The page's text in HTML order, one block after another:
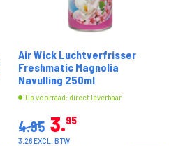
Air Wick Luchtverfrisser
Freshmatic Magnolia
Navulling 250ml
Op voorraad: direct leverbaar
4.95 3 95
3.26 EXCL. BTW